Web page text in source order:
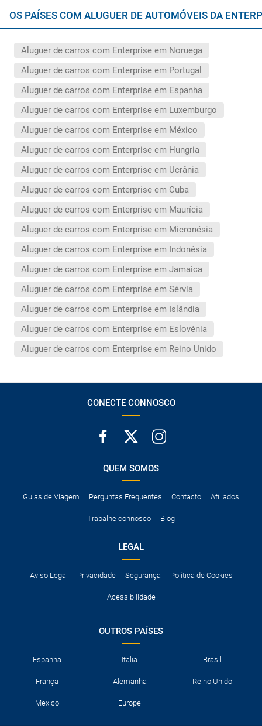
OS PAÍSES COM ALUGUER DE AUTOMÓVEIS DA
Aluguer de carros com Enterprise em Noruega
Aluguer de carros com Enterprise em Portugal
Aluguer de carros com Enterprise em Espanha
Aluguer de carros com Enterprise em Luxemburgo
Aluguer de carros com Enterprise em México
Aluguer de carros com Enterprise em Hungria
Aluguer de carros com Enterprise em Ucrânia
Aluguer de carros com Enterprise em Cuba
Aluguer de carros com Enterprise em Maurícia
Aluguer de carros com Enterprise em Micronésia
Aluguer de carros com Enterprise em Indonésia
Aluguer de carros com Enterprise em Jamaica
Aluguer de carros com Enterprise em Sérvia
Aluguer de carros com Enterprise em Islândia
Aluguer de carros com Enterprise em Eslovénia
Aluguer de carros com Enterprise em Reino Unido
CONECTE CONNOSCO
QUEM SOMOS
Guias de Viagem Perguntas Frequentes Contacto Afiliados
Trabalhe connosco Blog
LEGAL
Aviso Legal Privacidade Segurança Política de Cookies
Acessibilidade
OUTROS PAÍSES
Espanha Italia Brasil
França Alemanha Reino Unido
Mexico Europe